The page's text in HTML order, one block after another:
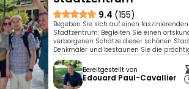
9.4 (155)
Begeben Sie sich auf einen
Stadtzentrum: Begleiten Sie einen
verborgenen Schätze dieser schönen
Denkmäler und bestaunen Sie die
Bereitgestellt von
Edouard Paul-Cavallier